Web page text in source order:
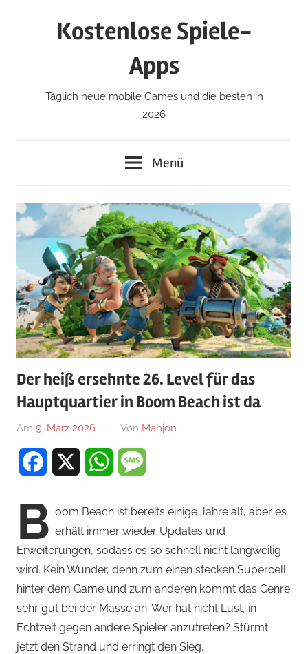
Kostenlose Spiele-
Apps
Täglich neue mobile Games und die besten in
2026
Menü
Der heiß ersehnte 26. Level für das
Hauptquartier in Boom Beach ist da
Am 9. März 2026 Von Mahjon
Facebook WhatsApp
B oom Beach ist bereits einige Jahre alt, aber es
erhält immer wieder Updates und
Erweiterungen, sodass es so schnell nicht langweilig
wird. Kein Wunder, denn zum einen stecken Supercell
hinter dem Game und zum anderen kommt das Genre
sehr gut bei der Masse an. Wer hat nicht Lust, in
Echtzeit gegen andere Spieler anzutreten? Stürmt
jetzt den Strand und erringt den Sieg.